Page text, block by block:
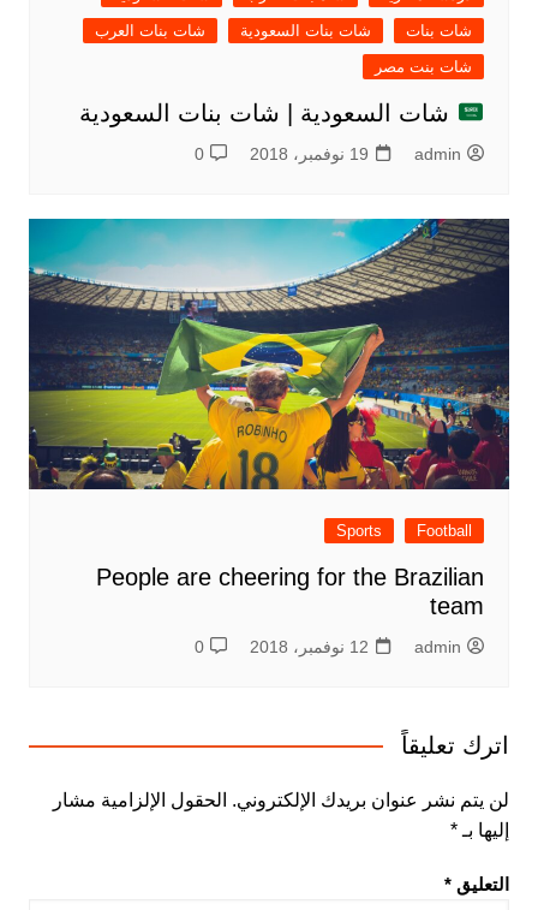
شات بنات
شات بنات السعودية
شات بنات العرب
شات بنت مصر
شات السعودية | شات بنات السعودية
admin 19 نوفمبر، 2018 0
Football
Sports
People are cheering for the Brazilian
team
admin 12 نوفمبر، 2018 0
اترك تعليقاً
لن يتم نشر عنوان بريدك الإلكتروني. الحقول الإلزامية مشار
إليها بـ *
التعليق *